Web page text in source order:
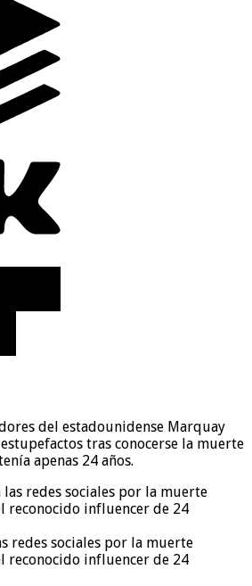
del estadounidense Marquay
tras conocerse la muerte
apenas 24 años.
redes sociales por la muerte
reconocido influencer de 24